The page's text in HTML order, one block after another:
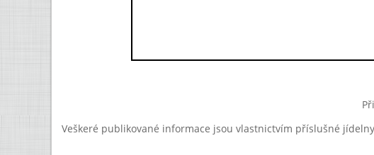
Veškeré publikované informace jsou vlastnictvím příslušné